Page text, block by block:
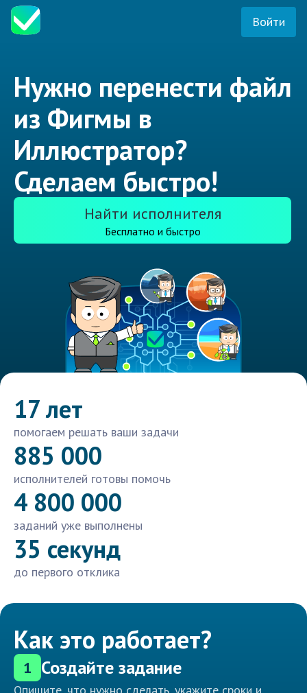
Войти
Нужно перенести файл
из Фигмы в
Иллюстратор?
Сделаем быстро!
Найти исполнителя
Бесплатно и быстро
17 лет
помогаем решать ваши задачи
885 000
исполнителей готовы помочь
4 800 000
заданий уже выполнены
35 секунд
до первого отклика
Как это работает?
1 Создайте задание